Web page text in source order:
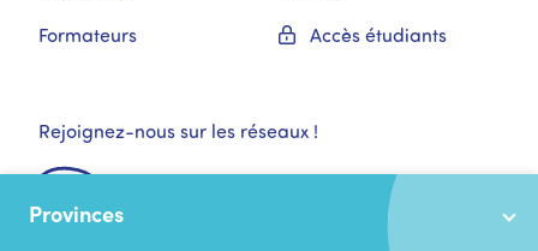
Provinces
Formateurs
Accès étudiants
Rejoignez-nous sur les réseaux !